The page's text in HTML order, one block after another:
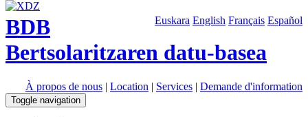
Euskara English Français Español
BDB
Bertsolaritzaren datu-basea
À propos de nous | Location | Services | Demande d'information
Toggle navigation